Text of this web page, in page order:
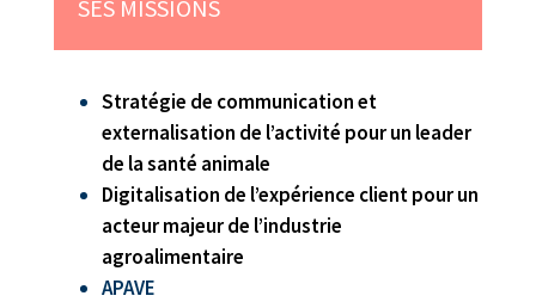
SES MISSIONS
Stratégie de communication et
externalisation de l’activité pour un leader
de la santé animale
Digitalisation de l’expérience client pour un
acteur majeur de l’industrie
agroalimentaire
APAVE